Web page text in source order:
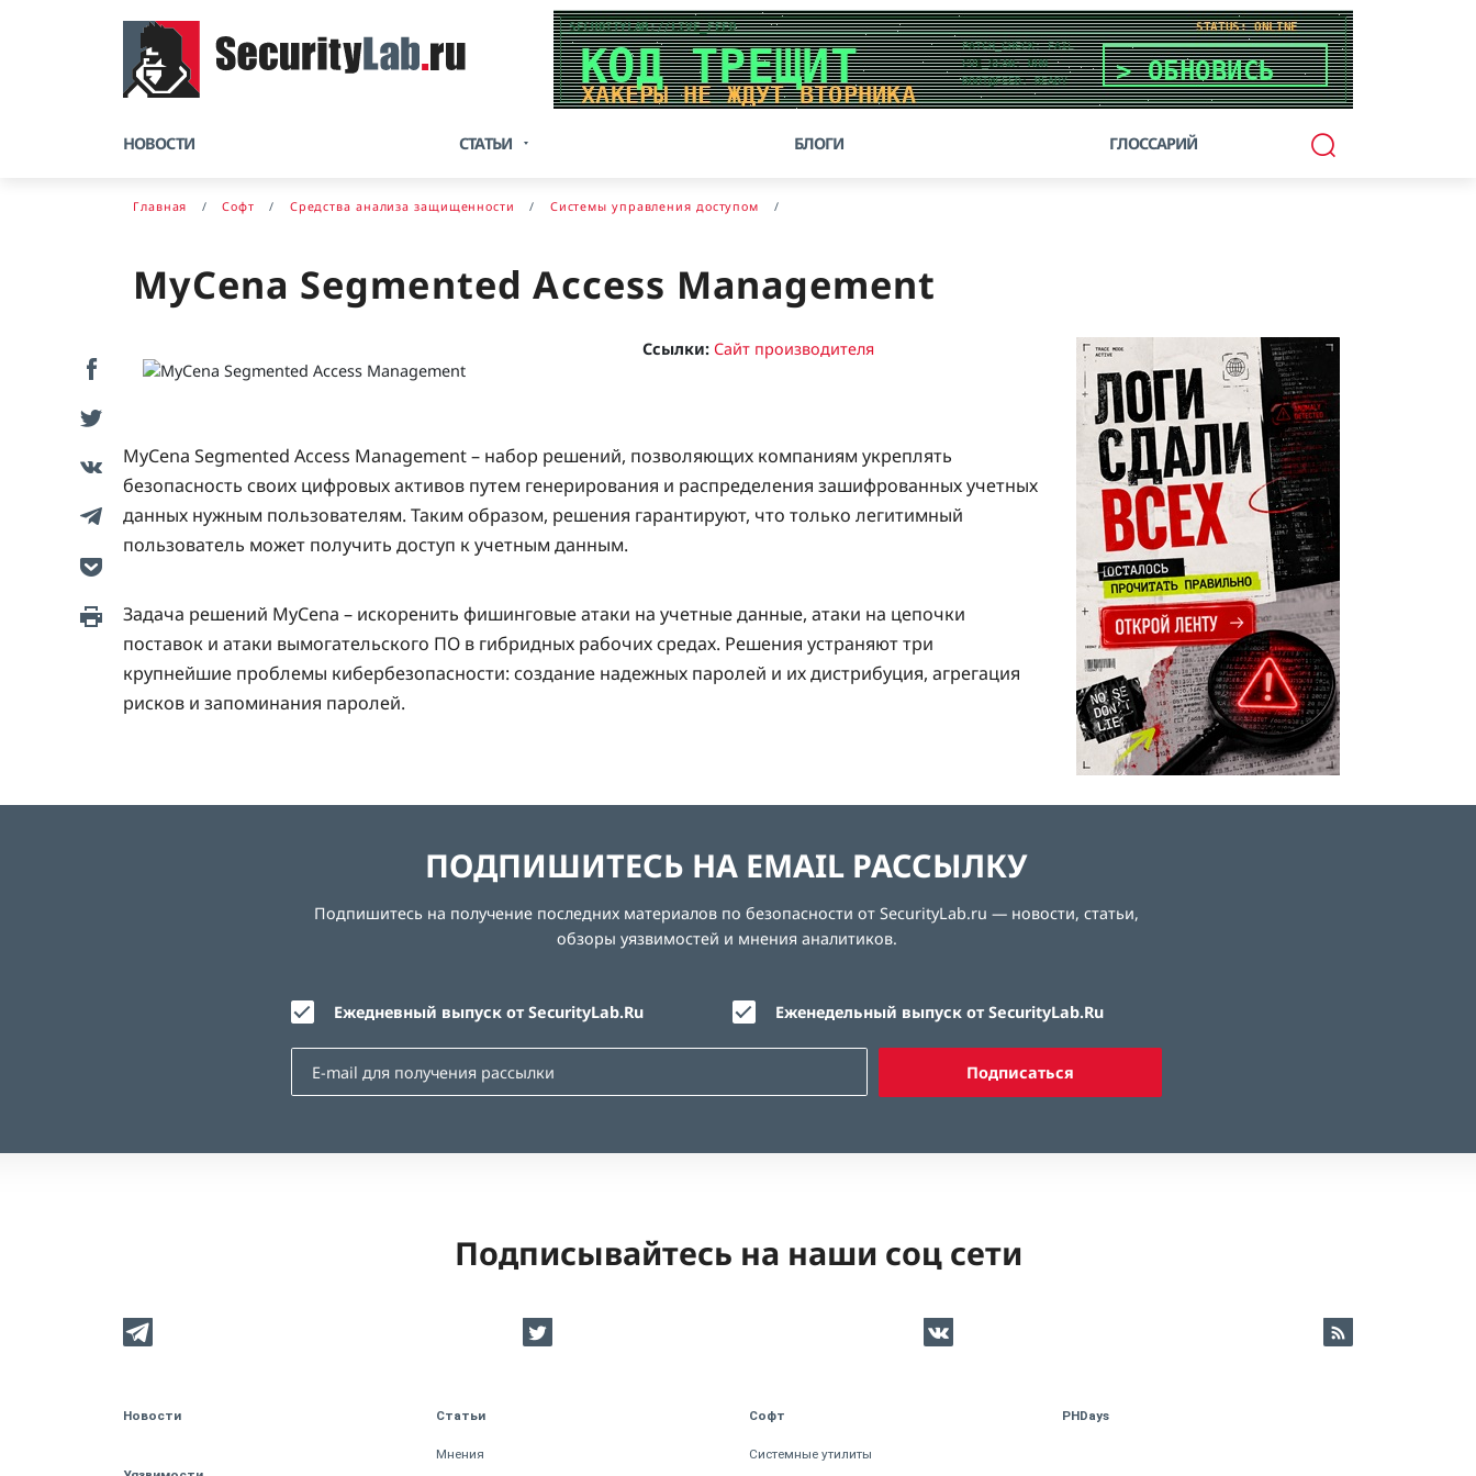
НОВОСТИ СТАТЬИ БЛОГИ ГЛОССАРИЙ
Главная Софт Средства анализа защищенности Системы управления доступом
MyCena Segmented Access Management
Ссылки: Сайт производителя
MyCena Segmented Access Management – набор решений, позволяющих компаниям укреплять
безопасность своих цифровых активов путем генерирования и распределения зашифрованных учетных
данных нужным пользователям. Таким образом, решения гарантируют, что только легитимный
пользователь может получить доступ к учетным данным.
Задача решений MyCena – искоренить фишинговые атаки на учетные данные, атаки на цепочки
поставок и атаки вымогательского ПО в гибридных рабочих средах. Решения устраняют три
крупнейшие проблемы кибербезопасности: создание надежных паролей и их дистрибуция, агрегация
рисков и запоминания паролей.
ПОДПИШИТЕСЬ НА EMAIL РАССЫЛКУ
Подпишитесь на получение последних материалов по безопасности от SecurityLab.ru — новости, статьи,
обзоры уязвимостей и мнения аналитиков.
Ежедневный выпуск от SecurityLab.Ru Еженедельный выпуск от SecurityLab.Ru
Подписаться
Подписывайтесь на наши соц сети
Новости Статьи
Мнения
Софт
Системные утилиты
PHDays